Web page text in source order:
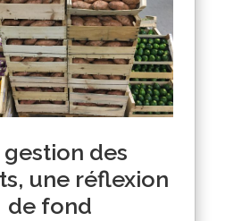
gestion des
une réflexion
de fond